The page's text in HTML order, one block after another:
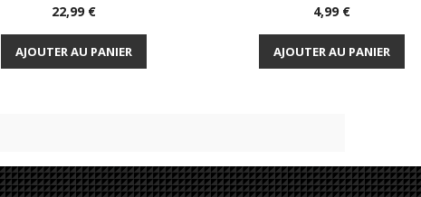
Aperçu rapide
Prix
22,99 €
AJOUTER AU PANIER
Aperçu rapide
Prix
4,99 €
AJOUTER AU PANIER